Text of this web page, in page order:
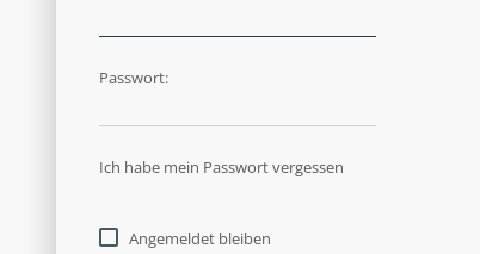
Passwort:
Ich habe mein Passwort vergessen
Angemeldet bleiben